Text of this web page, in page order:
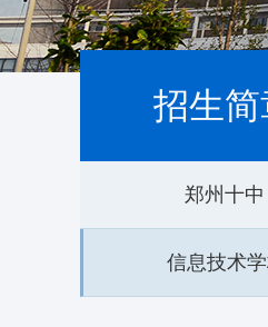
招生简
郑州十中
信息技术